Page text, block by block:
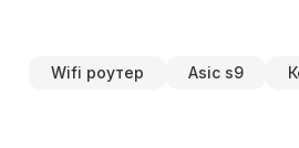
Wifi роутер Asic s9